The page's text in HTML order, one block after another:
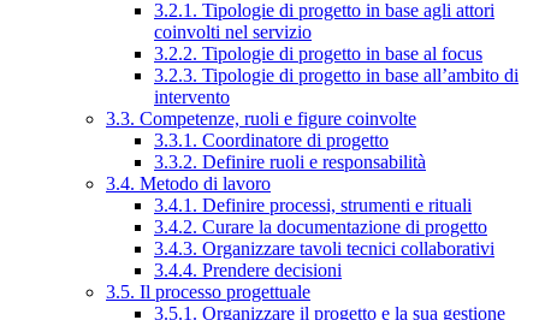
3.2.1. Tipologie di progetto in base agli attori
coinvolti nel servizio
3.2.2. Tipologie di progetto in base al focus
3.2.3. Tipologie di progetto in base all’ambito di
intervento
3.3. Competenze, ruoli e figure coinvolte
3.3.1. Coordinatore di progetto
3.3.2. Definire ruoli e responsabilità
3.4. Metodo di lavoro
3.4.1. Definire processi, strumenti e rituali
3.4.2. Curare la documentazione di progetto
3.4.3. Organizzare tavoli tecnici collaborativi
3.4.4. Prendere decisioni
3.5. Il processo progettuale
3.5.1. Organizzare il progetto e la sua gestione